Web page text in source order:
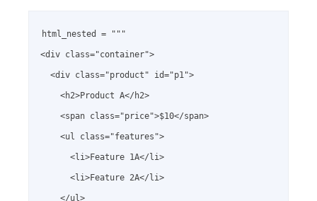
html_nested = """
<div class="container">